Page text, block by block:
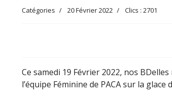
Catégories 20 Février 2022 Clics : 2701
Ce samedi 19 Février 2022, nos
l’équipe Féminine de PACA sur la glace